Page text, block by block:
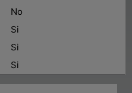
No
Si
Si
Si